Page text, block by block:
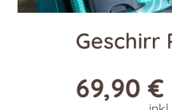
Geschirr
69,90€